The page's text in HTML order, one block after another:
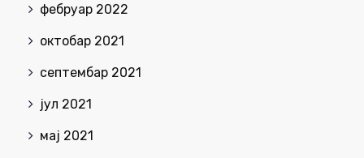
фебруар 2022
октобар 2021
септембар 2021
јул 2021
мај 2021